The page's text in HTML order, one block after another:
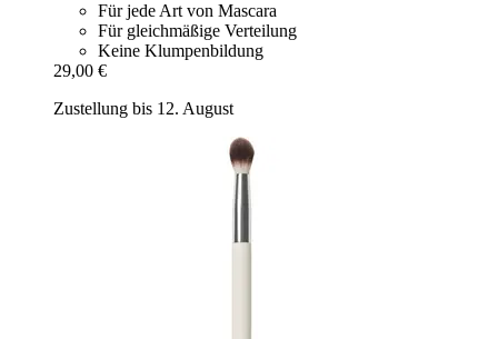
Für jede Art von Mascara
Für gleichmäßige Verteilung
Keine Klumpenbildung
29,00 €
Zustellung bis 12. August